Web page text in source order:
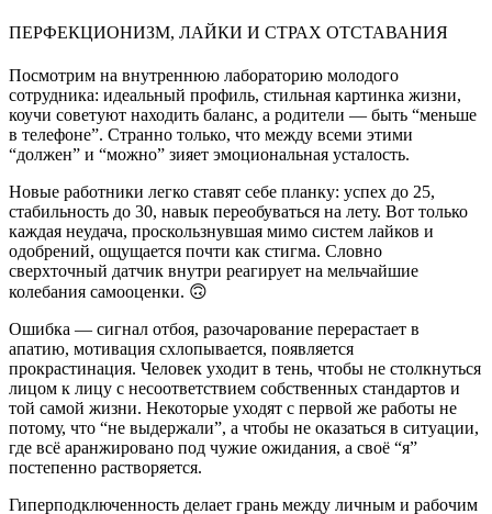
ПЕРФЕКЦИОНИЗМ, ЛАЙКИ И СТРАХ ОТСТАВАНИЯ
Посмотрим на внутреннюю лабораторию молодого
сотрудника: идеальный профиль, стильная картинка жизни,
коучи советуют находить баланс, а родители — быть “меньше
в телефоне”. Странно только, что между всеми этими
“должен” и “можно” зияет эмоциональная усталость.
Новые работники легко ставят себе планку: успех до 25,
стабильность до 30, навык переобуваться на лету. Вот только
каждая неудача, проскользнувшая мимо систем лайков и
одобрений, ощущается почти как стигма. Словно
сверхточный датчик внутри реагирует на мельчайшие
колебания самооценки. 🙃
Ошибка — сигнал отбоя, разочарование перерастает в
апатию, мотивация схлопывается, появляется
прокрастинация. Человек уходит в тень, чтобы не столкнуться
лицом к лицу с несоответствием собственных стандартов и
той самой жизни. Некоторые уходят с первой же работы не
потому, что “не выдержали”, а чтобы не оказаться в ситуации,
где всё аранжировано под чужие ожидания, а своё “я”
постепенно растворяется.
Гиперподключенность делает грань между личным и рабочим